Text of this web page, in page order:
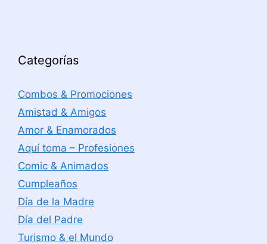
Categorías
Combos & Promociones
Amistad & Amigos
Amor & Enamorados
Aquí toma – Profesiones
Comic & Animados
Cumpleaños
Día de la Madre
Día del Padre
Turismo & el Mundo